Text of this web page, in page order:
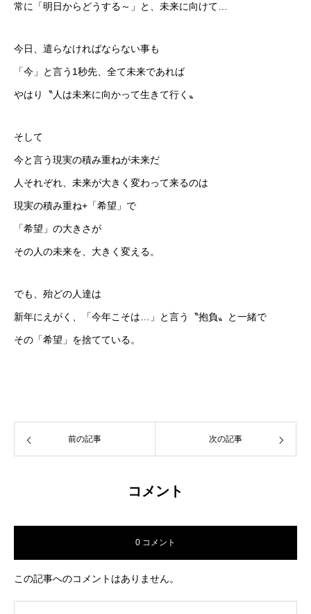
ブログ
常に「明日からどうする～」と、未来に向けて…
今日、遣らなければならない事も
「今」と言う1秒先、全て未来であれば
やはり〝人は未来に向かって生きて行く〟
そして
今と言う現実の積み重ねが未来だ
人それぞれ、未来が大きく変わって来るのは
現実の積み重ね+「希望」で
「希望」の大きさが
その人の未来を、大きく変える。
でも、殆どの人達は
新年にえがく、「今年こそは…」と言う〝抱負〟と一緒で
その「希望」を捨てている。
前の記事 次の記事
コメント
0 コメント
この記事へのコメントはありません。